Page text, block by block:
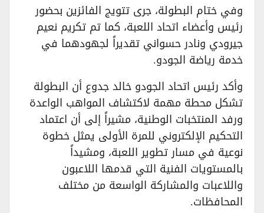
وفي ختام البطولة، جرى تتويج الفائزين بحضور
رئيس وأعضاء اتحاد اللعبة، كما تم تكريم نعيم
جيرودي ونادر حسواني تقديراً لجهودهما في
خدمة رياضة الجودو.
وأكد رئيس اتحاد الجودو خالد جدوع أن البطولة
تشكل محطة مهمة لاكتشاف المواهب الواعدة
ورفد المنتخبات الوطنية، مشيراً إلى أن اعتماد
التحكيم الإلكتروني للمرة الأولى يمثل خطوة
نوعية في مسار تطوير اللعبة، ومشيداً
بالمستويات الفنية التي قدمها اللاعبون
واللاعبات والمشاركة الواسعة من مختلف
المحافظات.